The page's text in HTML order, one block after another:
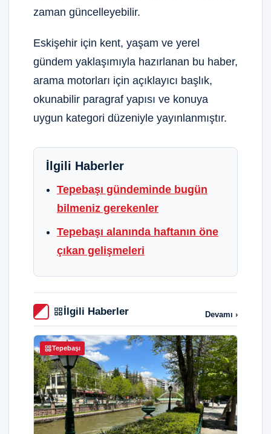
zaman güncelleyebilir.
Eskişehir için kent, yaşam ve yerel
gündem yaklaşımıyla hazırlanan bu haber,
arama motorları için açıklayıcı başlık,
okunabilir paragraf yapısı ve konuya
uygun kategori düzeniyle yayınlanmıştır.
İlgili Haberler
Tepebaşı gündeminde bugün
bilmeniz gerekenler
Tepebaşı alanında haftanın öne
çıkan gelişmeleri
İlgili Haberler Devamı ›
Tepebaşı